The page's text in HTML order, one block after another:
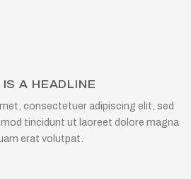
A HEADLINE
consectetuer adipiscing elit, sed
tincidunt ut laoreet dolore magna
erat volutpat.